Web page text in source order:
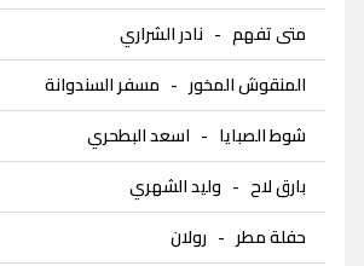
متى تفهم - نادر الشراري
المنقوش المخور - مسفر السندوانة
شوط الصبايا - اسعد البطحري
بارق لاح - وليد الشهري
حفلة مطر - رولان